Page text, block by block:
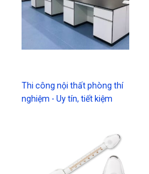
Thi công nội thất phòng thí
nghiệm - Uy tín, tiết kiệm